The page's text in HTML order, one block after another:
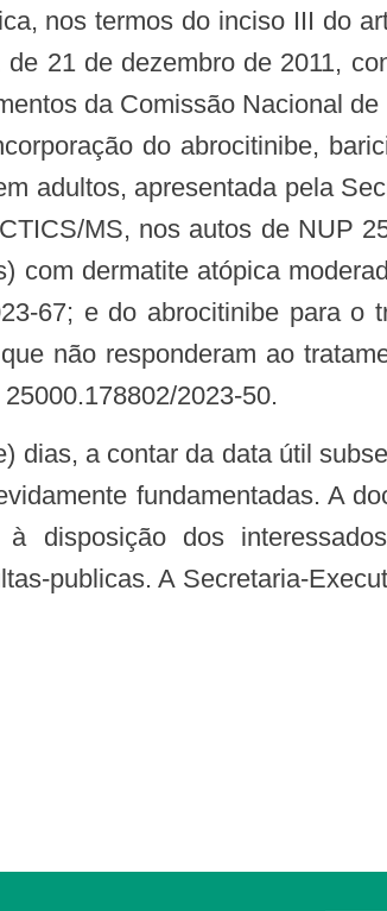
nos termos do inciso III do
21 de dezembro de 2011,
da Comissão Nacional
do abrocitinibe,
adultos, apresentada pela
MS, nos autos de NUP
com dermatite atópica
67; e do abrocitinibe para o
não responderam ao
2023-50.
fundamentadas. A
disposição dos
publicas. A Secretaria-